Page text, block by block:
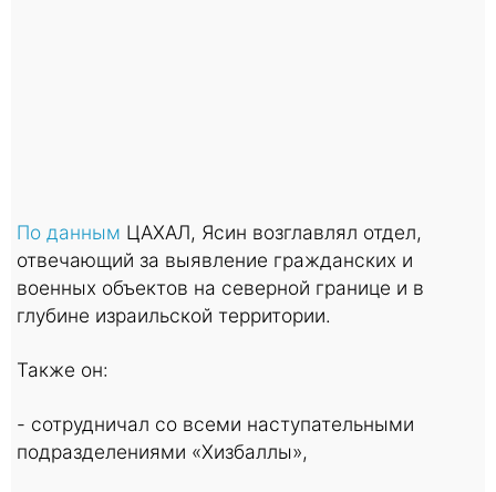
По данным ЦАХАЛ, Ясин возглавлял отдел,
отвечающий за выявление гражданских и
военных объектов на северной границе и в
глубине израильской территории.
Также он:
- сотрудничал со всеми наступательными
подразделениями «Хизбаллы»,